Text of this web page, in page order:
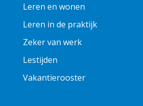
Leren en wonen
Leren in de praktijk
Zeker van werk
Lestijden
Vakantierooster